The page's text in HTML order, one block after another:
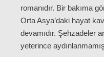
romanıdır. Bir bakıma
Orta Asya’daki hayat
devamıdır. Şehzadeler
yeterince aydınlanmamış